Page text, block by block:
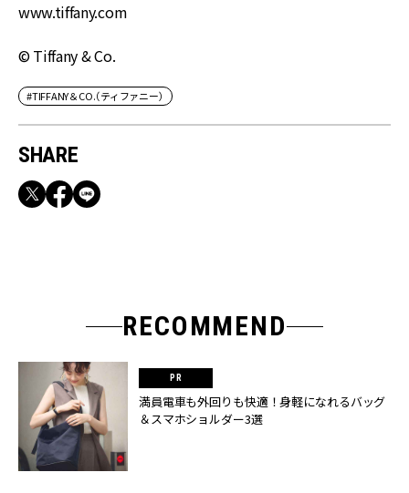
www.tiffany.com
© Tiffany & Co.
#TIFFANY＆CO.（ティファニー）
SHARE
RECOMMEND
満員電車も外回りも快適！身軽になれるバッグ
＆スマホショルダー3選